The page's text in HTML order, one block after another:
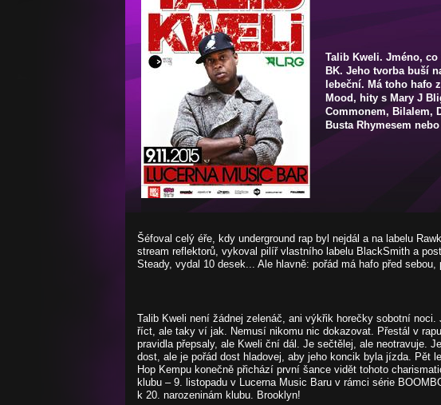
Talib Kweli. Jméno,
BK. Jeho tvorba buší
lebeční. Má toho hafo
Mood, hity s Mary J
Commonem, Bilalem,
Busta Rhymesem nebo
Šéfoval celý éře, kdy underground rap byl nejdál a na labelu
stream reflektorů, vykoval pilíř vlastního labelu BlackSmith a
Steady, vydal 10 desek... Ale hlavně: pořád má hafo před
Talib Kweli není žádnej zelenáč, ani výkřik horečky sobotní
říct, ale taky ví jak. Nemusí nikomu nic dokazovat. Přestál v
pravidla přepsaly, ale Kweli ční dál. Je sečtělej, ale neotravuje.
dost, ale je pořád dost hladovej, aby jeho koncik byla jízda. Pět
Hop Kempu konečně přichází první šance vidět tohoto
klubu – 9. listopadu v Lucerna Music Baru v rámci série
k 20. narozeninám klubu. Brooklyn!